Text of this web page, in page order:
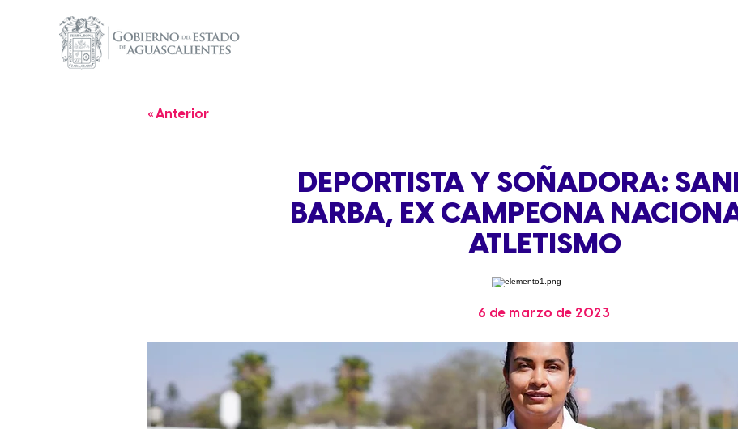
« Anterior
DEPORTISTA Y SOÑADORA:
BARBA, EX CAMPEONA
ATLETISMO
6 de marzo de 2023